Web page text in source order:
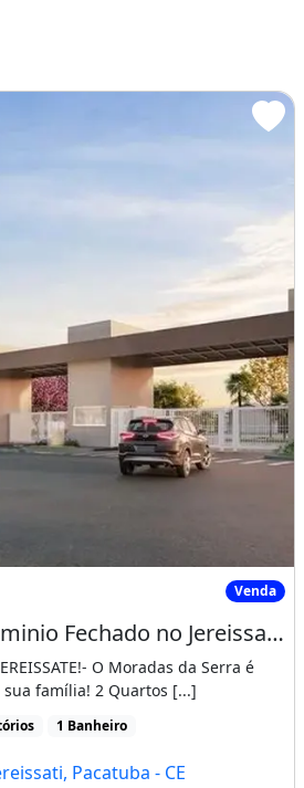
Fechado no Jereissate
Venda
Casas em Condominio Fechado no Jereissate 3, Entrada Facilitada em Ate 60X, Aproveite!
O Moradas da Serra é
família! 2 Quartos [...]
1 Banheiro
Pacatuba - CE